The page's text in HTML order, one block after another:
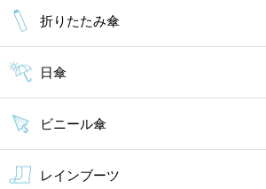
ゆかにゃんさん
非公開 投稿日：2013年09月29日
ビビットなカラーで目立っていいです。可愛
やのさん
折りたたみ傘
日傘
ビニール傘
レインブーツ